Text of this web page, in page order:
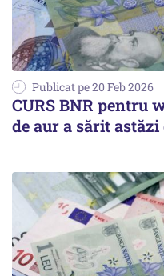
Publicat pe 20 Feb 2026
CURS BNR pentru
de aur a sărit astăzi